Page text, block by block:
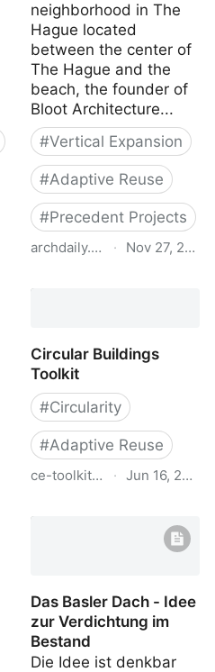
neighborhood in The
Hague located
between the center of
The Hague and the
beach, the founder of
Bloot Architecture...
#Vertical Expansion
#Adaptive Reuse
#Precedent Projects
archdaily.com· Nov 27, 2022
Circular Buildings
Toolkit
#Circularity
#Adaptive Reuse
ce-toolkit.dhub.arup.com
· Jun 16, 2022
Das Basler Dach - Idee
zur Verdichtung im
Bestand
Die Idee ist denkbar